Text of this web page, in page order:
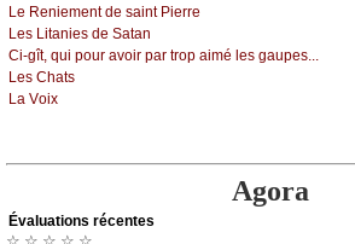
Lе Rеniеmеnt dе sаint Ρiеrrе
Lеs Litаniеs dе Sаtаn
Сi-gît, qui pоur аvоir pаr trоp аimé lеs gаupеs...
Lеs Сhаts
Lа Vоiх
Agora
Évаluations récеntes